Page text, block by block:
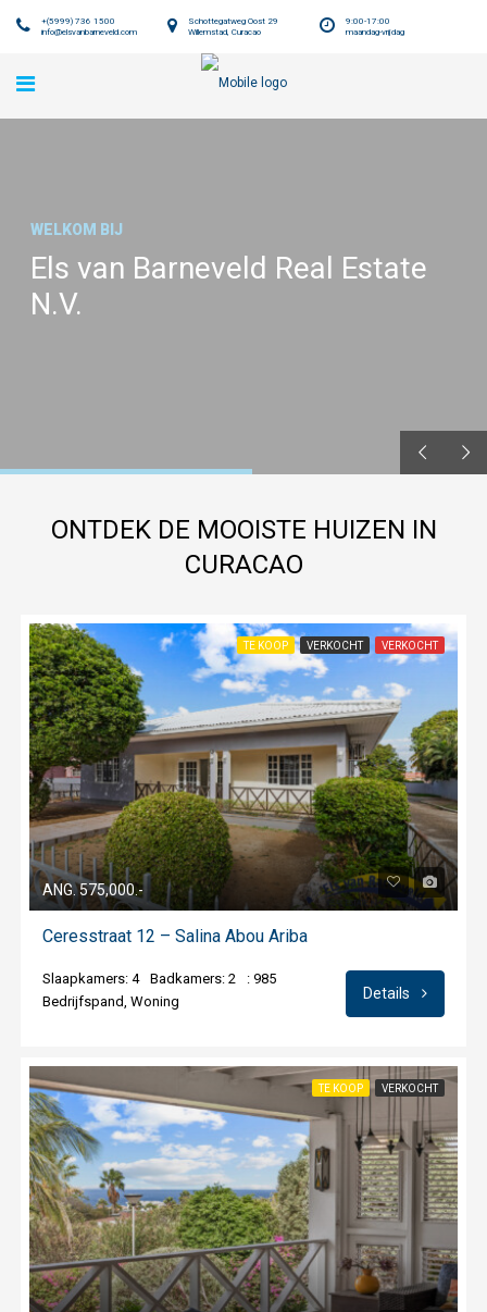
9:00-17:00
maandag-vrijdag
Schottegatweg Oost 29
Willemstad, Curacao
+(5999) 736 1500
info@elsvanbarneveld.com
Els van Barneveld Real Estate
N.V.
WELKOM BIJ
ONTDEK DE MOOISTE HUIZEN IN
CURACAO
TE KOOP VERKOCHT VERKOCHT
ANG. 575,000.-
Ceresstraat 12 – Salina Abou Ariba
Slaapkamers: 4 Badkamers: 2
: 985
Bedrijfspand, Woning
Details
TE KOOP VERKOCHT